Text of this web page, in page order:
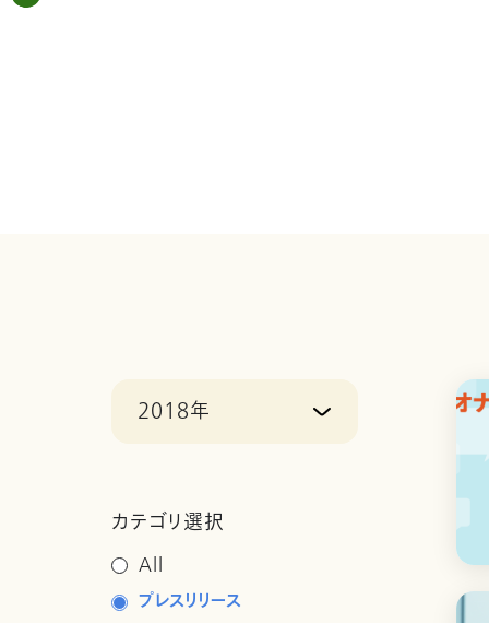
2018年
カテゴリ選択
All
プレスリリース